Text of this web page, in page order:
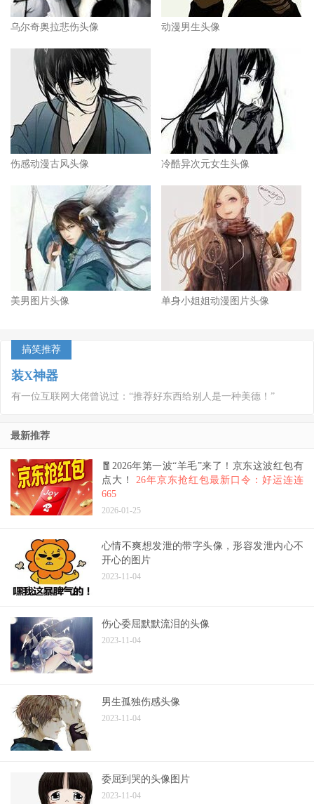
乌尔奇奥拉悲伤头像 动漫男生头像
伤感动漫古风头像 冷酷异次元女生头像
美男图片头像 单身小姐姐动漫图片头像
搞笑推荐
装X神器
有一位互联网大佬曾说过：“推荐好东西给别人是一种美德！”
最新推荐
🧧2026年第一波“羊毛”来了！京东这波红包有
点大！ 26年京东抢红包最新口令：好运连连
665
2026-01-25
心情不爽想发泄的带字头像，形容发泄内心不
开心的图片
2023-11-04
伤心委屈默默流泪的头像
2023-11-04
男生孤独伤感头像
2023-11-04
委屈到哭的头像图片
2023-11-04